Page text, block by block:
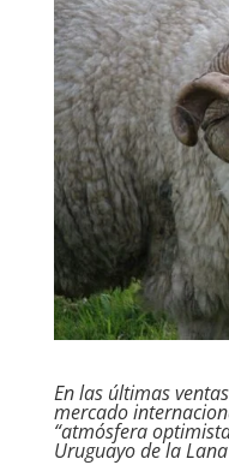
En las últimas
mercado
“atmósfera
Uruguayo de la Lana